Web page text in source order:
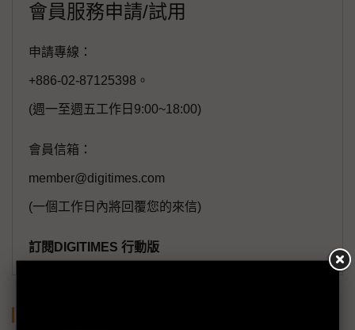
會員服務申請/試用
申請專線：
+886-02-87125398。
(週一至週五工作日9:00~18:00)
會員信箱：
member@digitimes.com
(一個工作日內將回覆您的來信)
訂閱DIGITIMES 行動版